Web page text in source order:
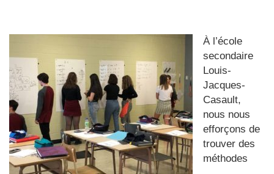
À l’école
secondaire
Louis-
Jacques-
Casault,
nous nous
efforçons de
trouver des
méthodes